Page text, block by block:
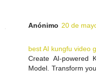
Anónimo 20 de
best AI kungfu video
Create AI-powered
Model. Transform